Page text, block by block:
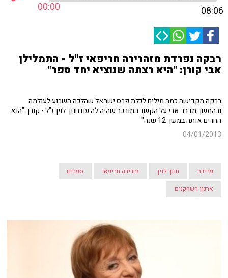
00:00 08:06
רבקה נפרדת מזהרירה חריפאי ז"ל - התמלילן
אבי קורן: "היא רצתה שנוציא יחד ספר"
רבקה מקדישה כמה מילים לכלת פרס ישראל שהלכה השבוע לעולמה
ובהמשך מדבר אבי על הקשר המורכב שהיה לה עם חנוך לוין ז"ל - קורן: "הוא
החרים אותה במשך 12 שנה"
04/01/2013
פרידה חנוך לוין זהרירה חריפאי
ספרים
ארגון השחקנים